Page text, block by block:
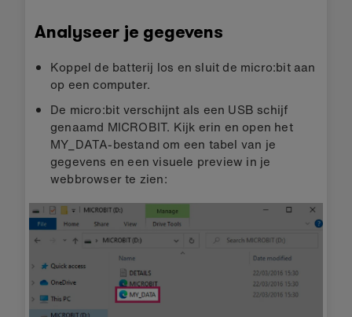
Analyseer je gegevens
Koppel de batterij los en sluit de micro:bit aan
op een computer.
De micro:bit verschijnt als een USB schijf
genaamd MICROBIT. Kijk erin en open het
MY_DATA-bestand om een tabel van je
gegevens en een visuele preview in je
webbrowser te zien: